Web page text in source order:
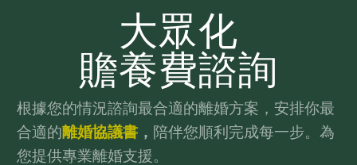
大眾化
贍養費諮詢
根據您的情況諮詢最合適的離婚方案，安排你最
合適的離婚協議書 ， 陪伴您順利完成每一步。為
您提供專業離婚支援。